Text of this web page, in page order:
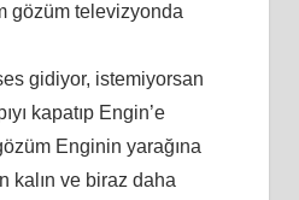
gözüm televizyonda
ses gidiyor, istemiyorsan
kapatıp Engin’e
Enginin yarağına
kalın ve biraz daha